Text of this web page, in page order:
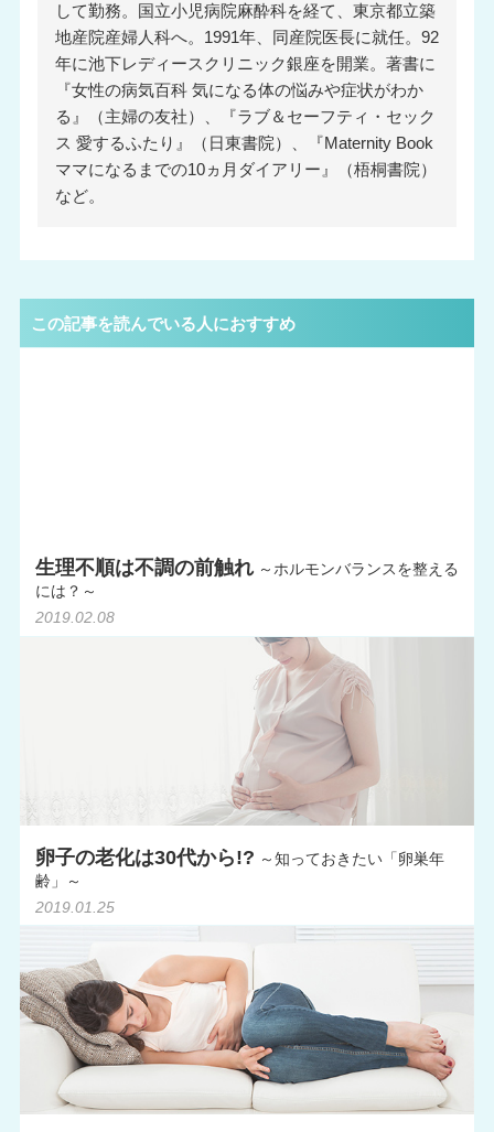
して勤務。国立小児病院麻酔科を経て、東京都立築
地産院産婦人科へ。1991年、同産院医長に就任。92
年に池下レディースクリニック銀座を開業。著書に
『女性の病気百科 気になる体の悩みや症状がわか
る』（主婦の友社）、『ラブ＆セーフティ・セック
ス 愛するふたり』（日東書院）、『Maternity Book
ママになるまでの10ヵ月ダイアリー』（梧桐書院）
など。
この記事を読んでいる人におすすめ
生理不順は不調の前触れ～ホルモンバランスを整える
には？～
2019.02.08
卵子の老化は30代から!?
齢」～
2019.01.25